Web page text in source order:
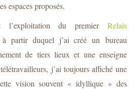
espaces proposés.
l’exploitation du premier Relais
partir duquel j’ai créé unbureau
de tiers lieux et une enseigne
j’ai toujours affiché une
vision souvent « idyllique » des